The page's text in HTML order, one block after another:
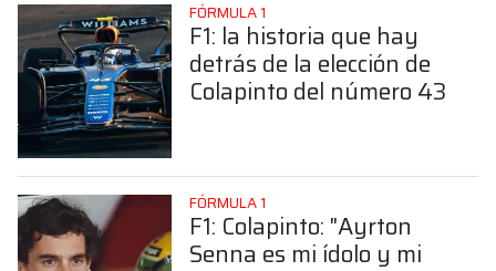
FÓRMULA 1
F1: la historia que hay
detrás de la elección de
Colapinto del número 43
FÓRMULA 1
F1: Colapinto: "Ayrton
Senna es mi ídolo y mi